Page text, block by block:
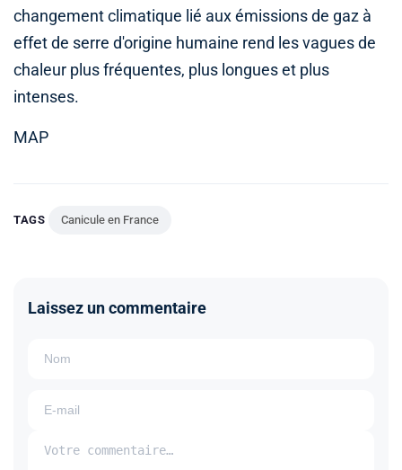
changement climatique lié aux émissions de gaz à
effet de serre d'origine humaine rend les vagues de
chaleur plus fréquentes, plus longues et plus
intenses.
MAP
TAGS Canicule en France
Laissez un commentaire